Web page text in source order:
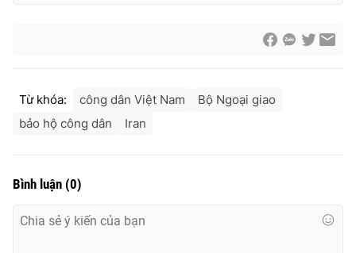
Từ khóa: công dân Việt Nam
Bộ Ngoại giao
bảo hộ công dân
Iran
Bình luận (0)